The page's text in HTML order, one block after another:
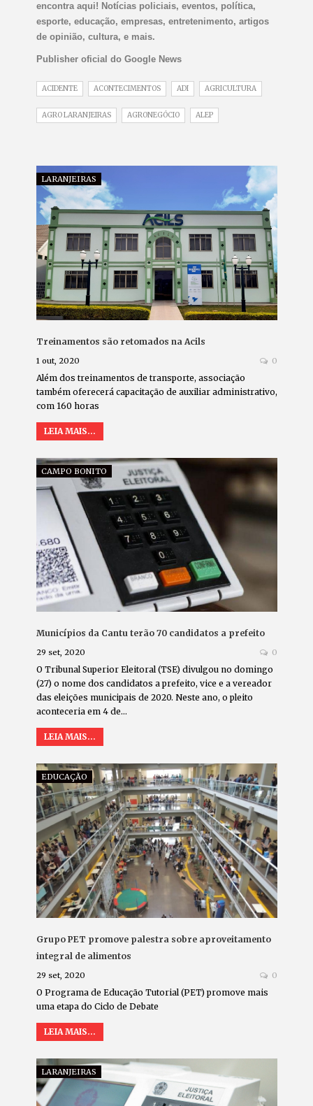
encontra aqui! Notícias policiais, eventos, política,
esporte, educação, empresas, entretenimento, artigos
de opinião, cultura, e mais.
Publisher oficial do Google News
ACIDENTE ACONTECIMENTOS ADI AGRICULTURA
AGRO LARANJEIRAS AGRONEGÓCIO ALEP
LARANJEIRAS
Treinamentos são retomados na Acils
1 out, 2020 0
Além dos treinamentos de transporte, associação
também oferecerá capacitação de auxiliar administrativo,
com 160 horas
LEIA MAIS...
CAMPO BONITO
Municípios da Cantu terão 70 candidatos a prefeito
29 set, 2020 0
O Tribunal Superior Eleitoral (TSE) divulgou no domingo
(27) o nome dos candidatos a prefeito, vice e a vereador
das eleições municipais de 2020. Neste ano, o pleito
aconteceria em 4 de…
LEIA MAIS...
EDUCAÇÃO
Grupo PET promove palestra sobre aproveitamento
integral de alimentos
29 set, 2020 0
O Programa de Educação Tutorial (PET) promove mais
uma etapa do Ciclo de Debate
LEIA MAIS...
LARANJEIRAS